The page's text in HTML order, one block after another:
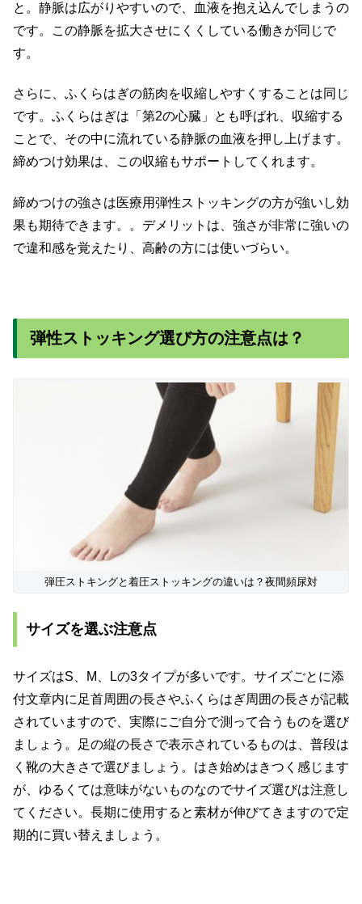
と。静脈は広がりやすいので、血液を抱え込んでしまうの
です。この静脈を拡大させにくくしている働きが同じで
す。
さらに、ふくらはぎの筋肉を収縮しやすくすることは同じ
です。ふくらはぎは「第2の心臓」とも呼ばれ、収縮する
ことで、その中に流れている静脈の血液を押し上げます。
締めつけ効果は、この収縮もサポートしてくれます。
締めつけの強さは医療用弾性ストッキングの方が強いし効
果も期待できます。。デメリットは、強さが非常に強いの
で違和感を覚えたり、高齢の方には使いづらい。
弾性ストッキング選び方の注意点は？
弾圧ストキングと着圧ストッキングの違いは？夜間頻尿対
サイズを選ぶ注意点
サイズはS、M、Lの3タイプが多いです。サイズごとに添
付文章内に足首周囲の長さやふくらはぎ周囲の長さが記載
されていますので、実際にご自分で測って合うものを選び
ましょう。足の縦の長さで表示されているものは、普段は
く靴の大きさで選びましょう。はき始めはきつく感じます
が、ゆるくては意味がないものなのでサイズ選びは注意し
てください。長期に使用すると素材が伸びてきますので定
期的に買い替えましょう。